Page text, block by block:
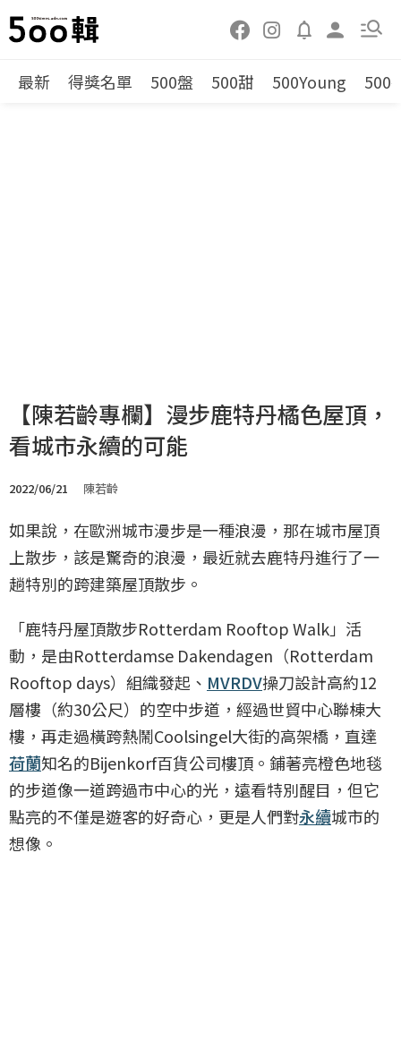
最新 得獎名單 500盤 500甜 500Young 500
【陳若齡專欄】漫步鹿特丹橘色屋頂，
看城市永續的可能
2022/06/21 陳若齡
如果說，在歐洲城市漫步是一種浪漫，那在城市屋頂
上散步，該是驚奇的浪漫，最近就去鹿特丹進行了一
趟特別的跨建築屋頂散步。
「鹿特丹屋頂散步Rotterdam Rooftop Walk」活
動，是由Rotterdamse Dakendagen（Rotterdam
Rooftop days）組織發起、 MVRDV操刀設計高約12
層樓（約30公尺）的空中步道，經過世貿中心聯棟大
樓，再走過橫跨熱鬧Coolsingel大街的高架橋，直達
荷蘭知名的Bijenkorf百貨公司樓頂。鋪著亮橙色地毯
的步道像一道跨過市中心的光，遠看特別醒目，但它
點亮的不僅是遊客的好奇心，更是人們對永續城市的
想像。